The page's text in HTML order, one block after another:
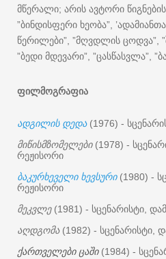
მწერალი; არის ავტორი
”ბინდისფერი ხეობა”, ’ადამიანთა
წერილები”, ”მღვდლის ცოდვა”, ”
”ბედი მდევარი”, ”ცასწასვლა”, ”
ფილმოგრაფია
ადგილის დედა (1976) -
მიწისმზომელები (1978) -
რეჟისორი
ბაკურხეველი ხევსური (1980) -
რეჟისორი
მეკვლე (1981) - სცენარისტი
აღდგომა (1982) - სცენარისტი
ქართველები ცაში (1984) -